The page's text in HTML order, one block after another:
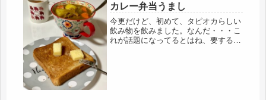
カレー弁当うまし
今更だけど、初めて、タピオカらしい
飲み物を飲みました。なんだ・・・こ
れが話題になってるとはね、要する